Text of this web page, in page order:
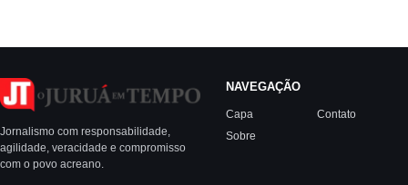
Jornalismo com responsabilidade,
agilidade, veracidade e compromisso
com o povo acreano.
NAVEGAÇÃO
Capa
Sobre
Contato